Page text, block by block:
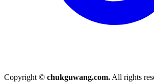
Copyright © chukguwang.com. All rights